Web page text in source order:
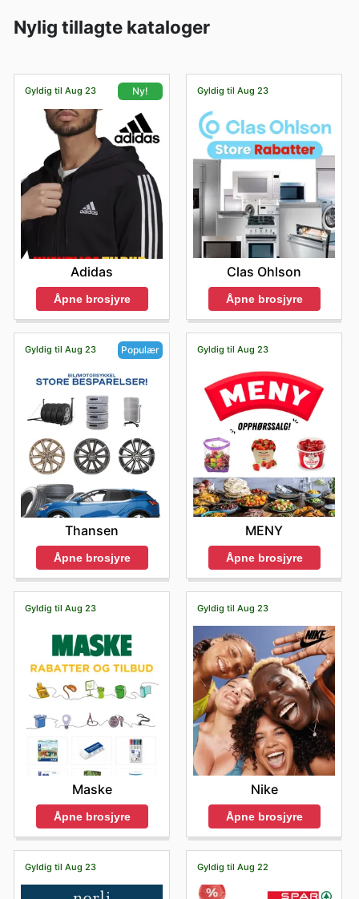
Nylig tillagte kataloger
Gyldig til Aug 23 Ny!
Adidas
Åpne brosjyre
Gyldig til Aug 23
Clas Ohlson
Åpne brosjyre
Gyldig til Aug 23 Populær
Thansen
Åpne brosjyre
Gyldig til Aug 23
MENY
Åpne brosjyre
Gyldig til Aug 23
Maske
Åpne brosjyre
Gyldig til Aug 23
Nike
Åpne brosjyre
Gyldig til Aug 23 Gyldig til Aug 22